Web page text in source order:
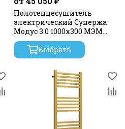
Полотенцесушитель
электрический Сунержа
Модус 3.0 1000x300 МЭМ
левый
Выбрать